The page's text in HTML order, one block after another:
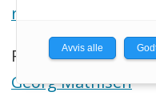
Redaktør:
Georg Mathisen
Avvis alle